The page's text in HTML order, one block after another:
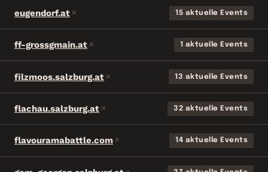
eugendorf.at 15 aktuelle Events
ff-grossgmain.at 1 aktuelle Events
filzmoos.salzburg.at 13 aktuelle Events
flachau.salzburg.at 32 aktuelle Events
flavouramabattle.com 14 aktuelle Events